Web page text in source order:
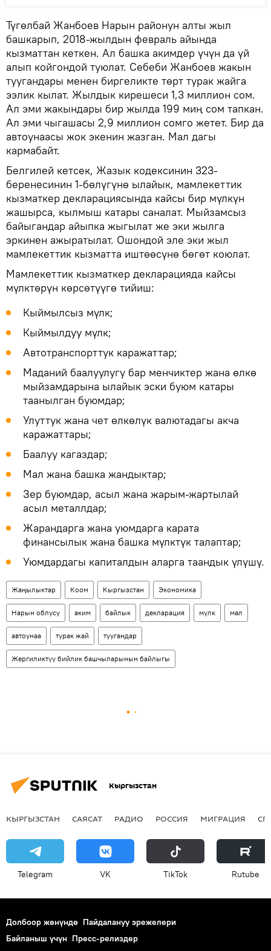
Түгөлбай Жанбоев Нарын районун алты жыл
башкарып, 2018-жылдын февраль айында
кызматтан кеткен. Ал башка акимдер үчүн да үй
алып койгондой туюлат. Себеби Жанбоев жакын
туугандары менен биргеликте төрт турак жайга
ээлик кылат. Жылдык кирешеси 1,3 миллион сом.
Ал эми жакындары бир жылда 199 миң сом тапкан.
Ал эми чыгашасы 2,9 миллион сомго жетет. Бир да
автоунаасы жок экенин жазган. Мал дагы
кармабайт.
Белгилей кетсек, Жазык кодексинин 323-
беренесинин 1-бөлүгүнө ылайык, мамлекеттик
кызматкер декларациясында кайсы бир мүлкүн
жашырса, кылмыш катары саналат. Мыйзамсыз
байыгандар айыпка жыгылат же эки жылга
эркинен ажыратылат. Ошондой эле эки жыл
мамлекеттик кызматта иштөөсүнө бөгөт коюлат.
Мамлекеттик кызматкер декларацияда кайсы
мүлктөрүн көрсөтүүгө тийиш:
Кыймылсыз мүлк;
Кыймылдуу мүлк;
Автотранспорттук каражаттар;
Маданий баалуулугу бар менчиктер жана өлкө
мыйзамдарына ылайык эски буюм катары
таанылган буюмдар;
Улуттук жана чет өлкөлүк валютадагы акча
каражаттары;
Баалуу кагаздар;
Мал жана башка жандыктар;
Зер буюмдар, асыл жана жарым-жартылай
асыл металлдар;
Жарандарга жана уюмдарга карата
финансылык жана башка мүлктүк талаптар;
Уюмдардагы капиталдын аларга таандык үлүшү.
Жаңылыктар Коом Кыргызстан Экономика
Нарын облусу аким байлык декларация мүлк мал
автоунаа турак жай туугандар
Жергиликтүү бийлик башчыларынын байлыгы
Кыргызстан
КЫРГЫЗСТАН САЯСАТ РАДИО РОССИЯ МИГРАЦИЯ
Telegram VK ТikТоk Rutube
Долбоор жөнүндө Пайдалануу эрежелери
Байланыш үчүн Пресс-релиздер